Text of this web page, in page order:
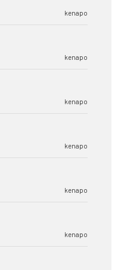
kenapo
kenapo
kenapo
kenapo
kenapo
kenapo